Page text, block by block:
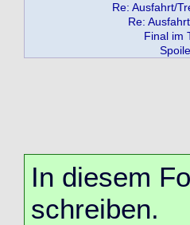
Re: Ausfahrt/
Re:
Final im
In diesem
schreiben.